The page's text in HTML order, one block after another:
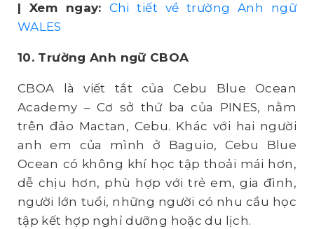
| Xem ngay: Chi tiết về trường Anh ngữ
WALES
10. Trường Anh ngữ CBOA
CBOA là viết tắt của Cebu Blue Ocean
Academy – Cơ sở thứ ba của PINES, nằm
trên đảo Mactan, Cebu. Khác với hai người
anh em của mình ở Baguio, Cebu Blue
Ocean có không khí học tập thoải mái hơn,
dễ chịu hơn, phù hợp với trẻ em, gia đình,
người lớn tuổi, những người có nhu cầu học
tập kết hợp nghỉ dưỡng hoặc du lịch.